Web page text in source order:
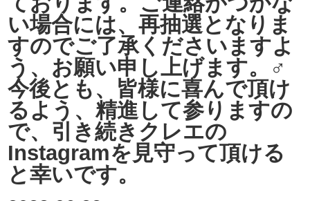
い場合には、再抽選となりま
すのでご了承くださいますよ
う、お願い申し上げます。‍♂️
今後とも、皆様に喜んで頂け
るよう、精進して参りますの
で、引き続きクレエの
Instagramを見守って頂ける
と幸いです。